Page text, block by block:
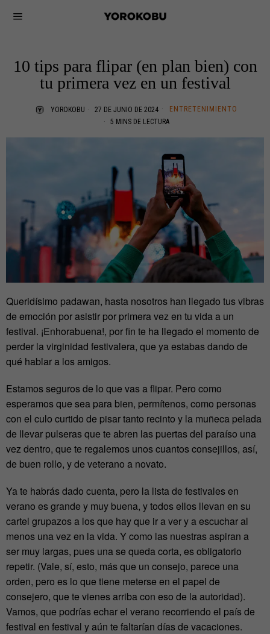
10 tips para flipar (en plan bien) con
tu primera vez en un festival
YOROKOBU 27 DE JUNIO DE 2024
ENTRETENIMIENTO
5 MINS DE LECTURA
Queridísimo padawan, hasta nosotros han llegado tus vibras
de emoción por asistir por primera vez en tu vida a un
festival. ¡Enhorabuena!, por fin te ha llegado el momento de
perder la virginidad festivalera, que ya estabas dando de
qué hablar a los amigos.
Estamos seguros de lo que vas a flipar. Pero como
esperamos que sea para bien, permítenos, como personas
con el culo curtido de pisar tanto recinto y la muñeca pelada
de llevar pulseras que te abren las puertas del paraíso una
vez dentro, que te regalemos unos cuantos consejillos, así,
de buen rollo, y de veterano a novato.
Ya te habrás dado cuenta, pero la lista de festivales en
verano es grande y muy buena, y todos ellos llevan en su
cartel grupazos a los que hay que ir a ver y a escuchar al
menos una vez en la vida. Y como las nuestras aspiran a
ser muy largas, pues una se queda corta, es obligatorio
repetir. (Vale, sí, esto, más que un consejo, parece una
orden, pero es lo que tiene meterse en el papel de
consejero, que te vienes arriba con eso de la autoridad).
Vamos, que podrías echar el verano recorriendo el país de
festival en festival y aún te faltarían días de vacaciones.